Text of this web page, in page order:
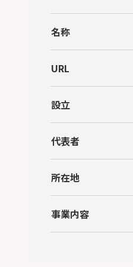
名称
URL
設立
代表者
所在地
事業内容